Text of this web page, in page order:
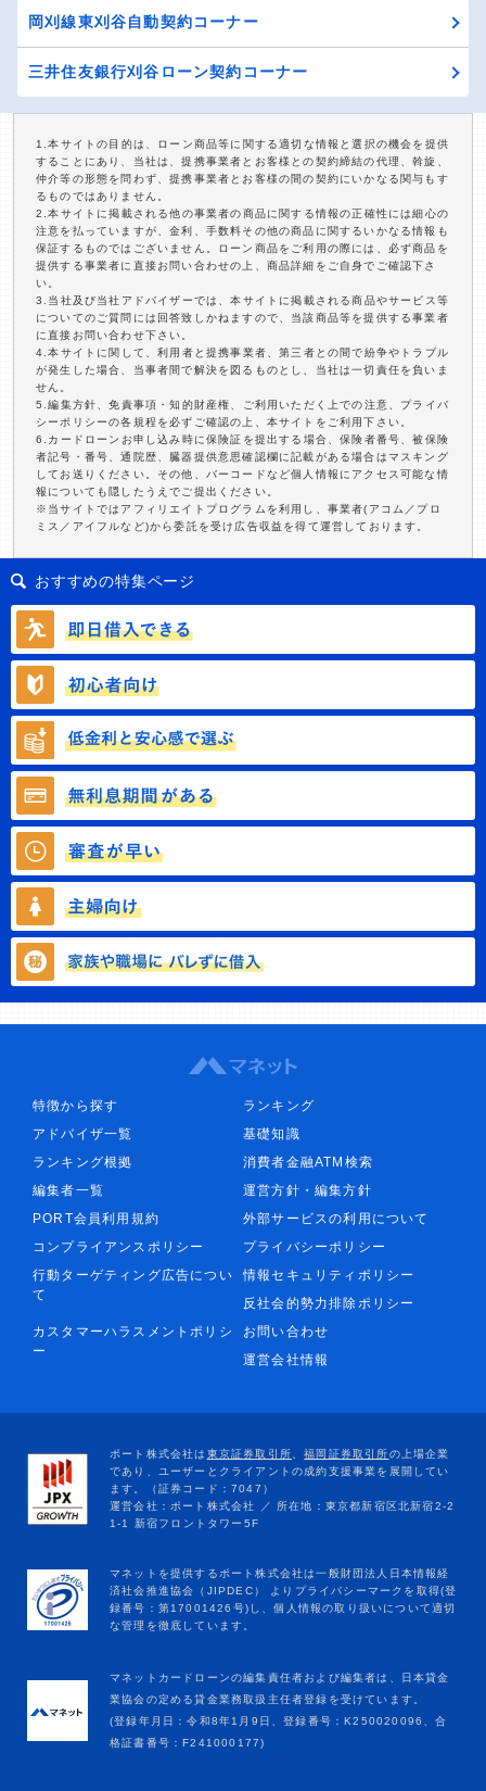
岡刈線東刈谷自動契約コーナー
三井住友銀行刈谷ローン契約コーナー
1.本サイトの目的は、ローン商品等に関する適切な情報と選択の機会を提供
することにあり、当社は、提携事業者とお客様との契約締結の代理、斡旋、
仲介等の形態を問わず、提携事業者とお客様の間の契約にいかなる関与もす
るものではありません。
2.本サイトに掲載される他の事業者の商品に関する情報の正確性には細心の
注意を払っていますが、金利、手数料その他の商品に関するいかなる情報も
保証するものではございません。ローン商品をご利用の際には、必ず商品を
提供する事業者に直接お問い合わせの上、商品詳細をご自身でご確認下さ
い。
3.当社及び当社アドバイザーでは、本サイトに掲載される商品やサービス等
についてのご質問には回答致しかねますので、当該商品等を提供する事業者
に直接お問い合わせ下さい。
4.本サイトに関して、利用者と提携事業者、第三者との間で紛争やトラブル
が発生した場合、当事者間で解決を図るものとし、当社は一切責任を負いま
せん。
5.編集方針、免責事項・知的財産権、ご利用いただく上での注意、プライバ
シーポリシーの各規程を必ずご確認の上、本サイトをご利用下さい。
6.カードローンお申し込み時に保険証を提出する場合、保険者番号、被保険
者記号・番号、通院歴、臓器提供意思確認欄に記載がある場合はマスキング
してお送りください。その他、バーコードなど個人情報にアクセス可能な情
報についても隠したうえでご提出ください。
※当サイトではアフィリエイトプログラムを利用し、事業者(アコム／プロ
ミス／アイフルなど)から委託を受け広告収益を得て運営しております。
おすすめの特集ページ
特徴から探す
ランキング
アドバイザ一覧
基礎知識
ランキング根拠
消費者金融ATM検索
編集者一覧
運営方針・編集方針
PORT会員利用規約
外部サービスの利用について
コンプライアンスポリシー
プライバシーポリシー
行動ターゲティング広告につい
て
情報セキュリティポリシー
反社会的勢力排除ポリシー
カスタマーハラスメントポリシ
ー
お問い合わせ
運営会社情報
マネットカードローンの編集責任者および編集者は、日本貸金
業協会の定める貸金業務取扱主任者登録を受けています。
(登録年月日：令和8年1月9日、登録番号：K250020096、合
格証書番号：F241000177)